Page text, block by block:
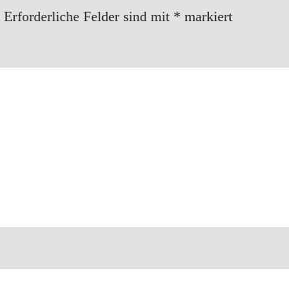
Erforderliche Felder sind mit * markiert